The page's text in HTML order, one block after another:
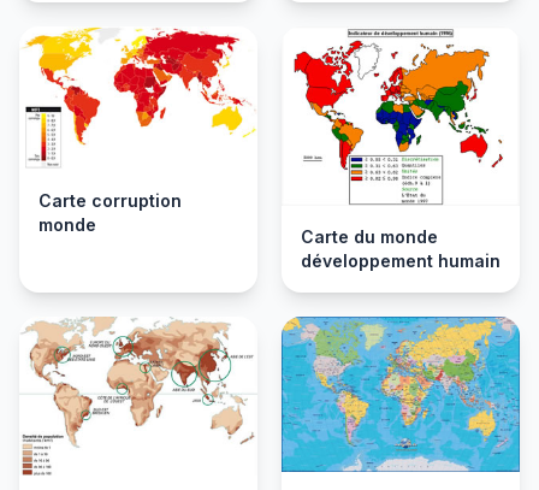
Carte corruption
monde
Carte du monde
développement humain